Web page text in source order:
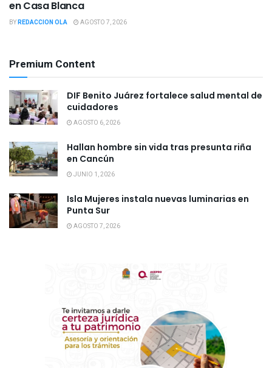
en Casa Blanca
BYREDACCION OLA AGOSTO 7, 2026
Premium Content
DIF Benito Juárez fortalece salud mental de
cuidadores
AGOSTO 6, 2026
Hallan hombre sin vida tras presunta riña
en Cancún
JUNIO 1, 2026
Isla Mujeres instala nuevas luminarias en
Punta Sur
AGOSTO 7, 2026